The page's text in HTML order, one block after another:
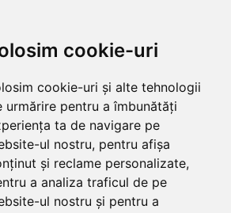
cookie-uri
cookie-uri și alte tehnologii
urmărire pentru a îmbunătăți
ta de navigare pe
ul nostru, pentru afișa
și reclame personalizate,
a analiza traficul de pe
ul nostru și pentru a
Diverse
Cum aleg rolele
Cum aleg ochelarii
Ochelari de soare Oakley
Ochelari de soare Alpina
Intretinere manusi